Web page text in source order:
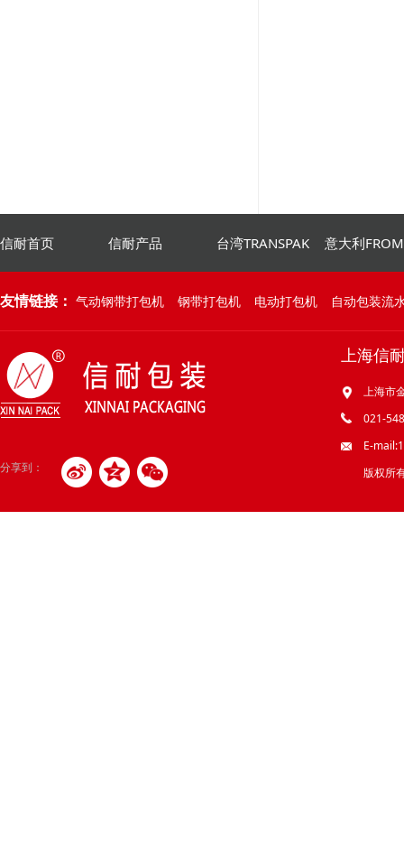
信耐首页 信耐产品 台湾TRANSPAK 意大利
友情链接： 气动钢带打包机 钢带打包机 电动打包机 自动包装流
分享到：
上海信
上海市
021-
E-
版权所